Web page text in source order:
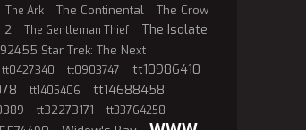
The Ark The Continental
The Crow
2 The Gentleman Thief
The Isolate
Star Trek: The Next
tt0427340 tt0903747 tt10986410
tt1405406 tt14688458
tt32273171 tt33764258